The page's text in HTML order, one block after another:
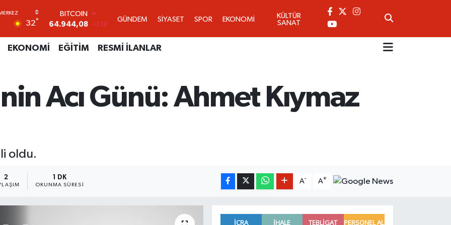
32°
DOLAR
47,7436 0.18
55,2510 0.32
6660.55
0.03
BİST100
13.779
-14
GÜNDEM SİYASET SPOR EKONOMİ
KÜLTÜR
SANAT
EKONOMİ EĞİTİM RESMİ İLANLAR
Acı Günü: Ahmet Kıymaz
oldu.
2 1 DK
OKUNMA SÜRESI
A- A+